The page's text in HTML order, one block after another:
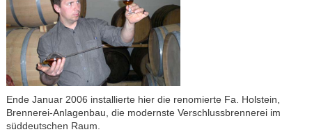
Ende Januar 2006 installierte hier die renomierte Fa. Holstein,
Brennerei-Anlagenbau, die modernste Verschlussbrennerei im
süddeutschen Raum.